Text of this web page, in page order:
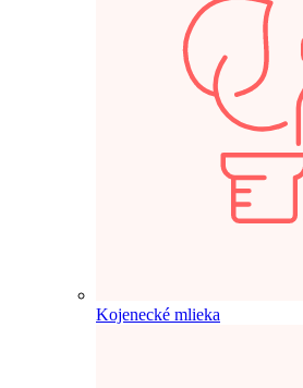
Kojenecké mlieka